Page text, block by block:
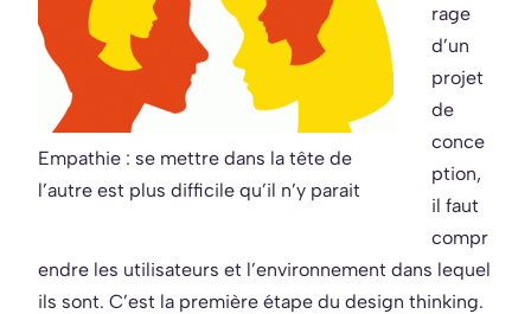
Empathie : se mettre dans la tête de
l’autre est plus difficile qu’il n’y parait
rage
d’un
projet
de
conce
ption,
il faut
compr
endre les utilisateurs et l’environnement dans lequel
ils sont. C’est la première étape du design thinking.